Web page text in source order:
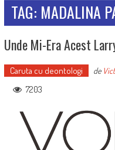
TAG: MADALINA
Unde Mi-Era Acest
Caruta cu deontologi de
7203